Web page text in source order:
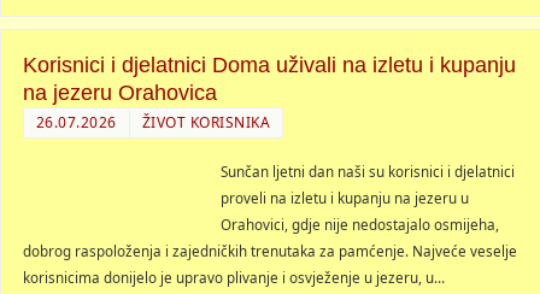
Korisnici i djelatnici Doma uživali na izletu i kupanju
na jezeru Orahovica
26.07.2026 ŽIVOT KORISNIKA
Sunčan ljetni dan naši su korisnici i djelatnici
proveli na izletu i kupanju na jezeru u
Orahovici, gdje nije nedostajalo osmijeha,
dobrog raspoloženja i zajedničkih trenutaka za pamćenje. Najveće veselje
korisnicima donijelo je upravo plivanje i osvježenje u jezeru, u…